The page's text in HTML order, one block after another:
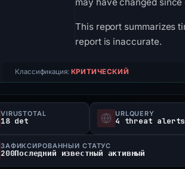
This report summarizes
report is inaccurate.
Классификация: КРИТИЧЕСКИЙ
VIRUSTOTAL
18 det
URLQUERY
4 threat alerts
ЗАФИКСИРОВАННЫЙ СТАТУС
200Последний известный активный